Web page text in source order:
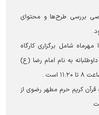
بررسی طرح‌ها و محتوای
وی اظهار کرد: برنامه روز پنجشنبه ۱۷ مهرماه شامل برگزاری کارگاه
به نام امام رضا (ع)
است .
قرآن کریم حرم مطهر رضوی از